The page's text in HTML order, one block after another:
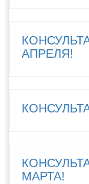
АПРЕЛЯ!
МАРТА!